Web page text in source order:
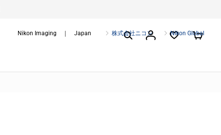
Nikon Imaging ｜ Japan 株式会社ニコン Nikon Global